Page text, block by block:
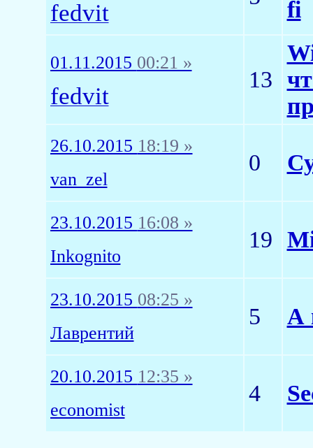
fedvit
fi
01.11.2015 00:21 »
fedvit
13
26.10.2015 18:19 »
van_zel
0
23.10.2015 16:08 »
Inkognito
19
23.10.2015 08:25 »
Лаврентий
5 А
20.10.2015 12:35 »
economist
4